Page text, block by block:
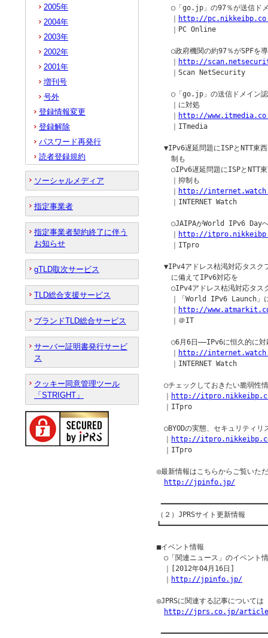
○「go.jp」の97％が送信ドメ
http://
｜PC Online
○政府機関の約97％がSPFを
http://
｜Scan NetSecurity
○「go.jp」の送信ドメイン認
｜に対処
http://
｜ITmedia
▼IPv6遅延問題にISPとNTT東
制も
○IPv6遅延問題にISPとNTT東
｜抑制も
http://
｜INTERNET Watch
○JAIPAがWorld IPv6 Dayへ
http://
｜ITpro
▼IPv4アドレス枯渇対応タス
に備えてIPv6対応を
○IPv4アドレス枯渇対応タス
｜「World IPv6 Launch」に
http://
｜＠IT
○6月6日——IPv6に恒久的に対
http://
｜INTERNET Watch
○チェックしておきたい脆弱性
http://
｜ITpro
○BYODの実態、セキュリティリ
http://
｜ITpro
◎最新情報はこちらからご覧いた
http://jpinfo.jp/
（２）JPRSサイト更新情報
■イベント情報
○「関連ニュース」のイベント
｜[2012年04月16日]
http://jpinfo.jp/
◎JPRSに関連する記事について
http://jprs.co.jp/
2005年
2004年
2003年
2002年
2001年
増刊号
号外
登録情報変更
登録解除
パスワード再発行
読者登録規約
ソーシャルメディア
指定事業者
指定事業者契約終了に伴う
お知らせ
gTLD取次サービス
TLD総合支援サービス
ブランドTLD総合サービス
サーバー証明書発行サービ
ス
クッキー同意管理ツール
「STRIGHT」